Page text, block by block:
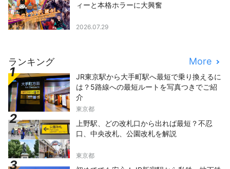
ィーと本格ホラーに大興奮
2026.07.29
ランキング More
JR東京駅から大手町駅へ最短で乗り換えるに
は？5路線への最短ルートを写真つきでご紹
介
東京都
上野駅、どの改札口から出れば最短？不忍
口、中央改札、公園改札を解説
東京都